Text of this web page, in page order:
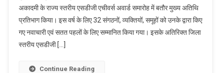
अकादमी के राज्य स्तरीय एसडीजी एचीवर्स अवार्ड समारोह में बतौर मुख्य अतिथि
प्रतिभाग किया। इस वर्ष के लिए 32 संगठनों, व्यक्तियों, समूहों को उनके द्वारा किए
गए नवाचारी एवं सतत पहलों के लिए सम्मानित किया गया। इसके अतिरिक्त जिला
स्तरीय एसडीजी […]
Continue Reading